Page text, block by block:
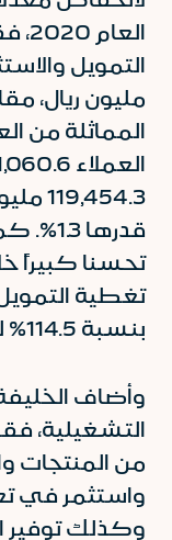
المماثلة من
قدرها
تحسنا كبيراً
بنسبة 114.5% للعام الماضي.
وأضاف
التشغيلية،
من المنتجات
واستثمر في
وكذلك توفير